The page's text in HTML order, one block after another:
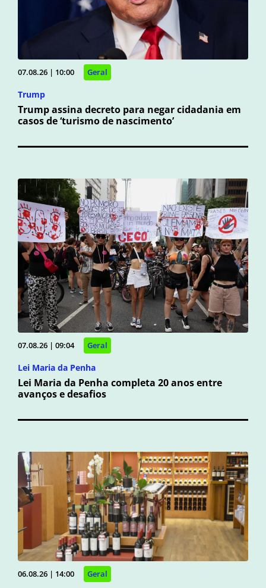
07.08.26 | 10:00 Geral
Trump
Trump assina decreto para negar cidadania em
casos de ‘turismo de nascimento’
07.08.26 | 09:04 Geral
Lei Maria da Penha
Lei Maria da Penha completa 20 anos entre
avanços e desafios
06.08.26 | 14:00 Geral